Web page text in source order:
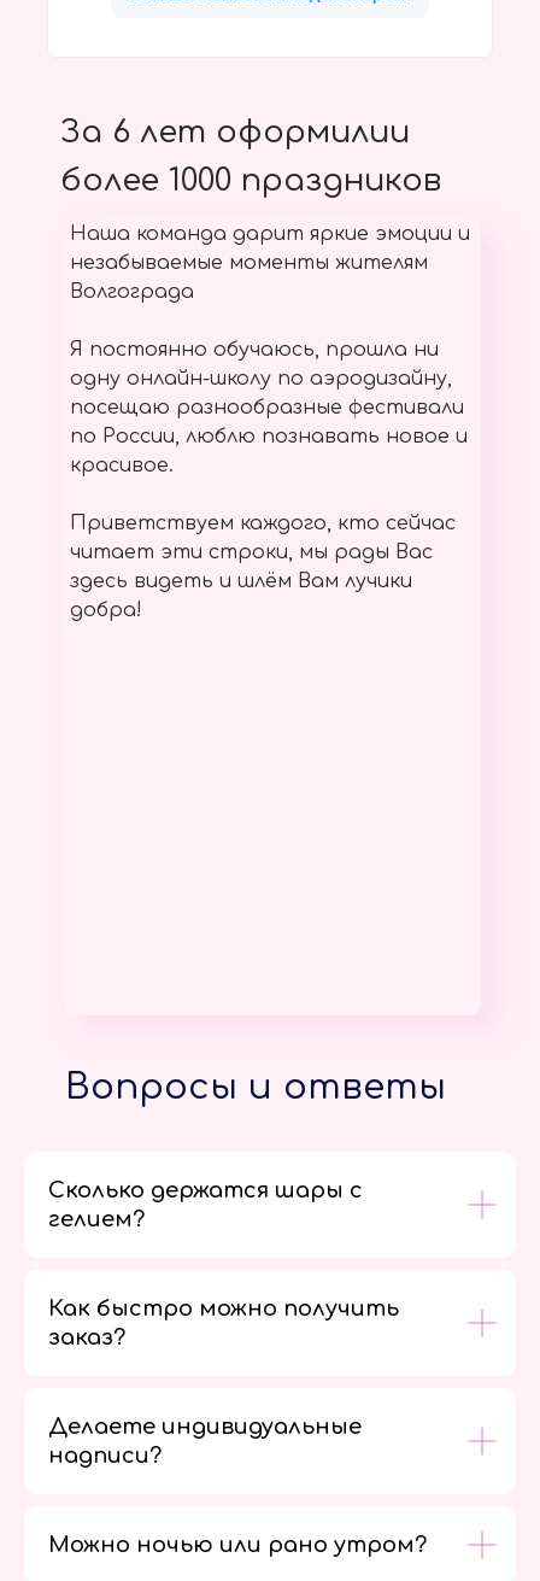
За 6 лет оформилии
более 1000 праздников
Наша команда дарит яркие эмоции и
незабываемые моменты жителям
Волгограда
Я постоянно обучаюсь, прошла ни
одну онлайн-школу по аэродизайну,
посещаю разнообразные фестивали
по России, люблю познавать новое и
красивое.
Приветствуем каждого, кто сейчас
читает эти строки, мы рады Вас
здесь видеть и шлём Вам лучики
добра!
Вопросы и ответы
Сколько держатся шары с
гелием?
Как быстро можно получить
заказ?
Делаете индивидуальные
надписи?
Можно ночью или рано утром?